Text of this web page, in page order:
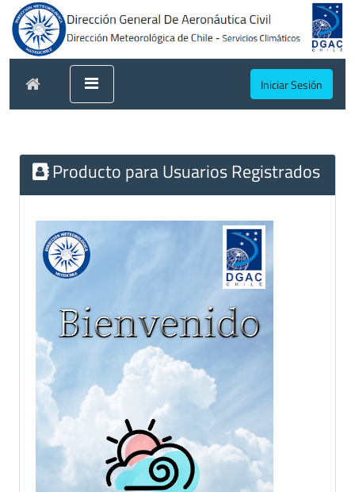
Iniciar Sesión
Producto para Usuarios Registrados